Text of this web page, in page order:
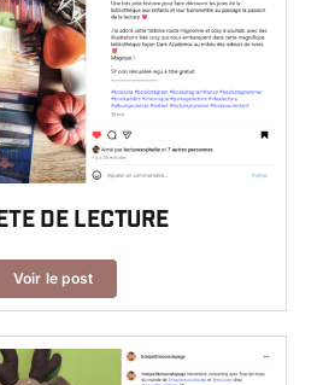
de lecture
Voir le post